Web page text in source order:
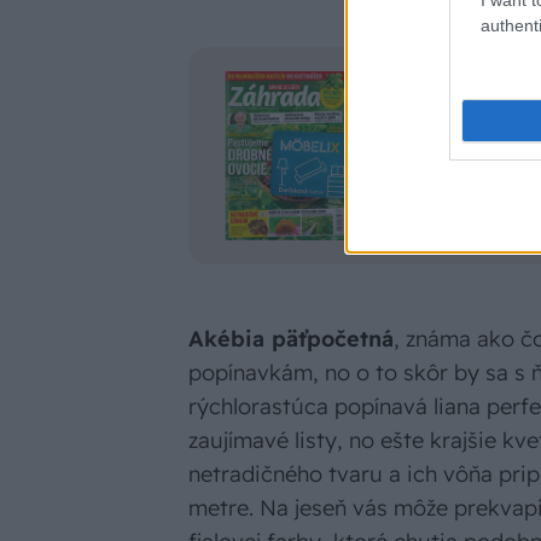
Predplaťte si
Akébia päťpočetná, známa ako
popínavkám, no o to skôr by sa s
rýchlorastúca popínavá liana
zaujímavé listy, no ešte krajšie
netradičného tvaru a ich vôňa
metre. Na jeseň vás môže